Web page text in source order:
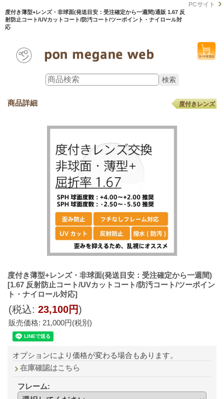
度付き薄型+レンズ・非球面(発送目安：受注確定から一週間)通販 1.67 反
射防止コート/UVカットコート/防汚コート/ツーポイント・ナイロール対
応
PCサイト
商品詳細 度付きレンズ
度付き薄型+レンズ・非球面(発送目安：受注確定から一週間)
[1.67 反射防止コート/UVカットコート/防汚コート/ツーポイン
ト・ナイロール対応]
販売価格: 21,000円(税別)
(税込: 23,100円)
オプションにより価格が変わる場合もあります。
在庫確認はこちら
フレーム: